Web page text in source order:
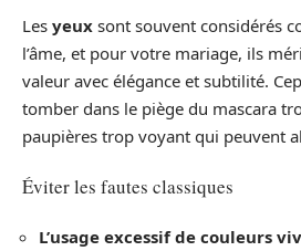
Les yeux sont souvent considérés
l’âme, et pour votre mariage, ils
valeur avec élégance et subtilité.
tomber dans le piège du mascara
paupières trop voyant qui peuvent
Éviter les fautes classiques
L’usage excessif de couleurs